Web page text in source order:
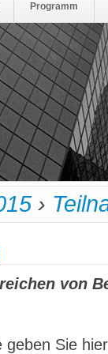
Programm
›
von
Sie